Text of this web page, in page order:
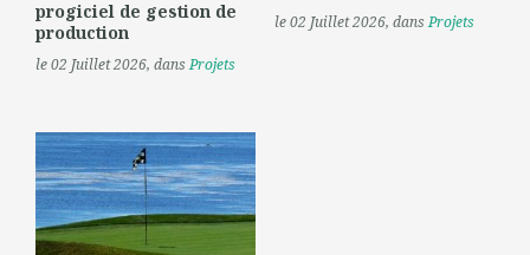
progiciel de gestion de
production
le 02 Juillet 2026, dansProjets
le 02 Juillet 2026, dansProjets